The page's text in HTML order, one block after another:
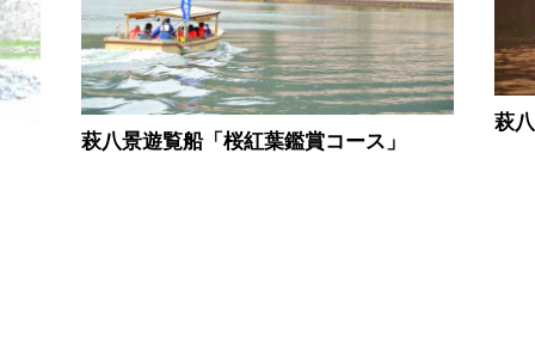
萩八景遊覧船「桜紅葉鑑賞コース」
萩